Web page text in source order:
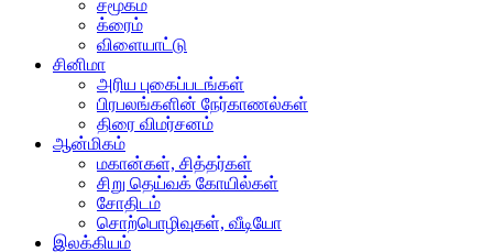
சமூகம்
க்ரைம்
விளையாட்டு
சினிமா
அரிய புகைப்படங்கள்
பிரபலங்களின் நேர்காணல்கள்
திரை விமர்சனம்
ஆன்மிகம்
மகான்கள், சித்தர்கள்
சிறு தெய்வக் கோயில்கள்
சோதிடம்
சொற்பொழிவுகள், வீடியோ
இலக்கியம்